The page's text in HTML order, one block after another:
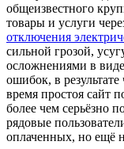
общеизвестного
товары и услуги
отключения
сильной грозой,
осложнениями в
ошибок, в
время простоя сайт
более чем серьёзно
рядовые
оплаченных, но ещё